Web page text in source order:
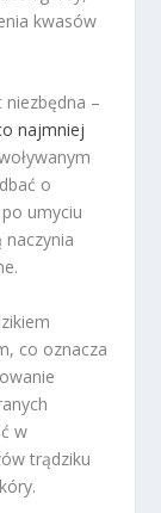
kwasów
niezbędna –
najmniej
o
umyciu
naczynia
co oznacza
w
trądziku